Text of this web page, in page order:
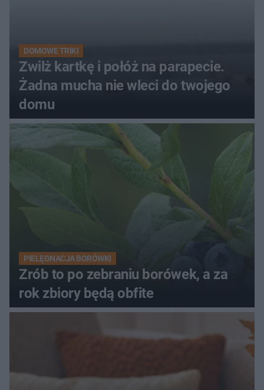
DOMOWE TRIKI
Zwilż kartkę i połóż na parapecie.
Żadna mucha nie wleci do twojego
domu
PIELĘGNACJA BORÓWKI
Zrób to po zebraniu borówek, a za
rok zbiory będą obfite